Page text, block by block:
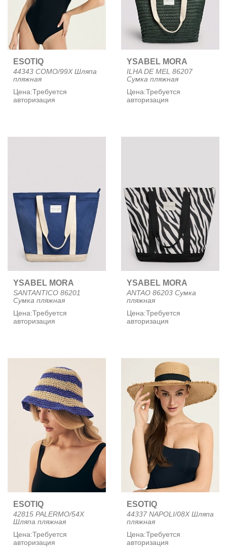
ESOTIQ
44343 COMO/99X Шляпа
пляжная
Цена:Требуется
авторизация
YSABEL MORA
ILHA DE MEL 86207
Сумка пляжная
Цена:Требуется
авторизация
YSABEL MORA
SANTANTICO 86201
Сумка пляжная
Цена:Требуется
авторизация
YSABEL MORA
ANTAO 86203 Сумка
пляжная
Цена:Требуется
авторизация
ESOTIQ
42815 PALERMO/54X
Шляпа пляжная
Цена:Требуется
авторизация
ESOTIQ
44337 NAPOLI/08X Шляпа
пляжная
Цена:Требуется
авторизация